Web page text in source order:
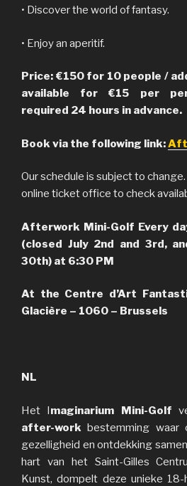
• Discover the world of fantasy.
• Enjoy an aperitif.
Price: €150 for 10 people /
available for €15 per
required 24 hours in advance.
Book via the following link:
Our schedule is subject to
online ticket office to check
Afterwork Mini-Golf Every
(closed July 2nd and 3rd,
30th) at 6:30 PM
At the Centre d’Art
Glacière – 1060 – Brussels
NL
Het Imaginarium Mini-Golf
after-work bestemming waar
gezelligheid en ontdekking
hart van het Saint-Gilles
Kunst, dompelt deze unieke